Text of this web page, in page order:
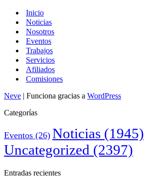
Inicio
Noticias
Nosotros
Eventos
Trabajos
Servicios
Afiliados
Comisiones
Neve | Funciona gracias a WordPress
Categorías
Eventos (26) Noticias (1945)
Uncategorized (2397)
Entradas recientes